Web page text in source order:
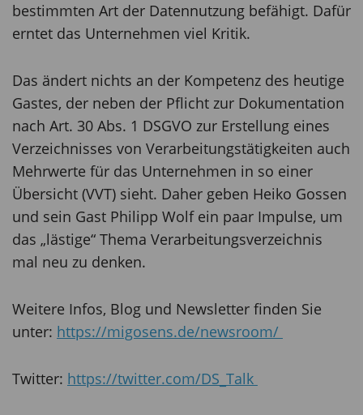
bestimmten Art der Datennutzung befähigt. Dafür
erntet das Unternehmen viel Kritik.
Das ändert nichts an der Kompetenz des heutige
Gastes, der neben der Pflicht zur Dokumentation
nach Art. 30 Abs. 1 DSGVO zur Erstellung eines
Verzeichnisses von Verarbeitungstätigkeiten auch
Mehrwerte für das Unternehmen in so einer
Übersicht (VVT) sieht. Daher geben Heiko Gossen
und sein Gast Philipp Wolf ein paar Impulse, um
das „lästige“ Thema Verarbeitungsverzeichnis
mal neu zu denken.
Weitere Infos, Blog und Newsletter finden Sie
unter: https://migosens.de/newsroom/
Twitter: https://twitter.com/DS_Talk